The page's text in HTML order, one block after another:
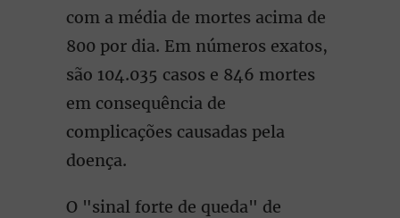
com a média de mortes acima de
800 por dia. Em números exatos,
são 104.035 casos e 846 mortes
em consequência de
complicações causadas pela
doença.
O "sinal forte de queda" de